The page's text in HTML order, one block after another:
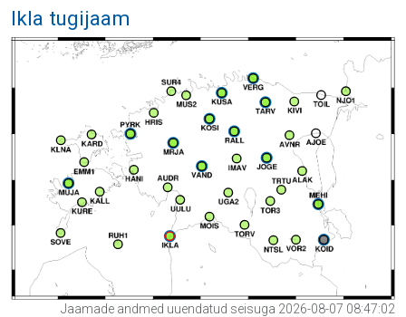
Ikla tugijaam
Jaamade andmed uuendatud seisuga 2026-08-07 08:47:02